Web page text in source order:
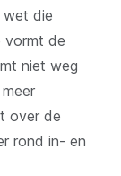
wet die
vormt de
niet weg
over de
rond in- en